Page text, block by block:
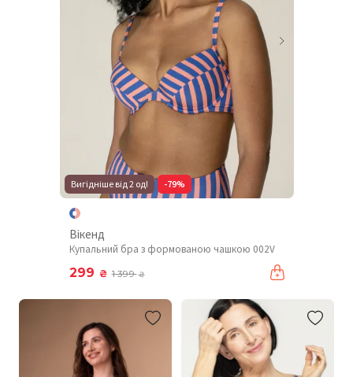
Вигідніше від 2 од! -79%
Вікенд
Купальний бра з формованою чашкою 002V
299 ₴ 1 399₴